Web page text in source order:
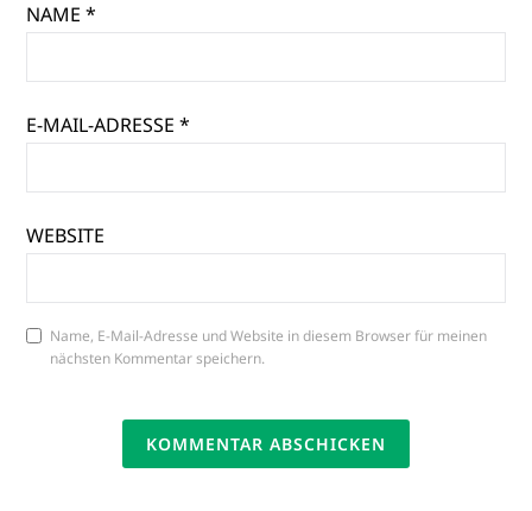
NAME*
E-MAIL-ADRESSE*
WEBSITE
Name, E-Mail-Adresse und Website in diesem Browser für meinen
nächsten Kommentar speichern.